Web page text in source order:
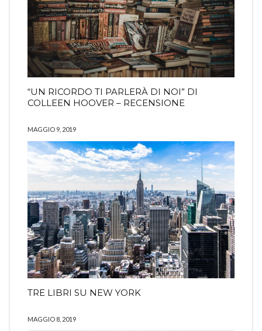
“UN RICORDO TI PARLERÀ DI NOI” DI
COLLEEN HOOVER – RECENSIONE
MAGGIO 9, 2019
TRE LIBRI SU NEW YORK
MAGGIO 8, 2019